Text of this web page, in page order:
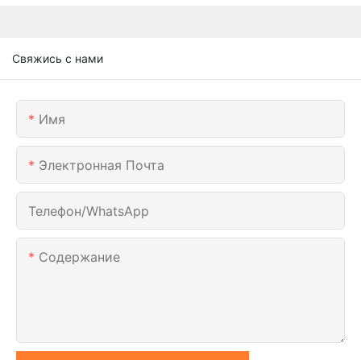
Свяжись с нами
Имя
Электронная Почта
Телефон/WhatsApp
Содержание